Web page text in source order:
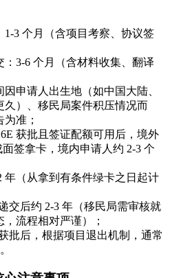
3 个月（含项目考察、协议签
：3-6 个月（含材料收集、翻译
申请人出生地（如中国大陆、
久）、移民局案件积压情况而
准；
获批且签证配额可用后，境外
签拿卡，境内申请人约 2-3 个
年（从拿到有条件绿卡之日起计
交后约 2-3 年（移民局需审核就
流程相对严谨）；
批后，根据项目退出机制，通常